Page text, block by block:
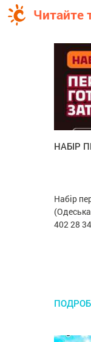
Читайте
НАБІР
Набір
402 28